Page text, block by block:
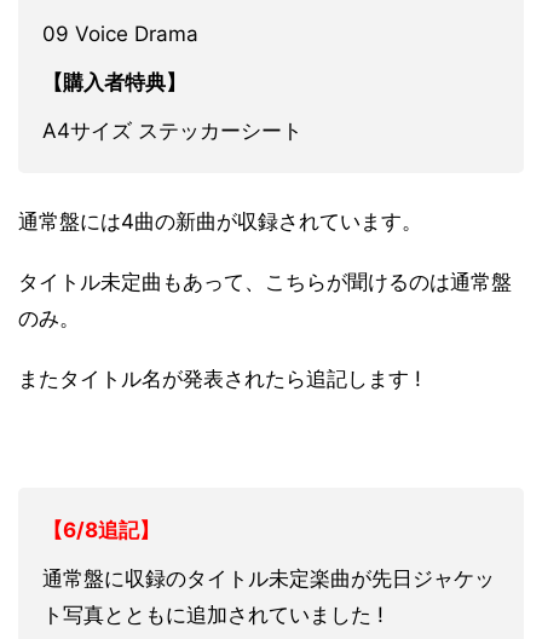
09 Voice Drama
【購入者特典】
A4サイズ ステッカーシート
通常盤には4曲の新曲が収録されています。
タイトル未定曲もあって、こちらが聞けるのは通常盤
のみ。
またタイトル名が発表されたら追記します !
【6/8追記】
通常盤に収録のタイトル未定楽曲が先日ジャケッ
ト写真とともに追加されていました !